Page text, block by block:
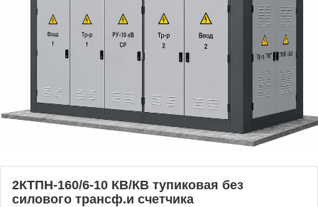
2КТПН-160/6-10 КВ/КВ тупиковая без
силового трансф.и счетчика